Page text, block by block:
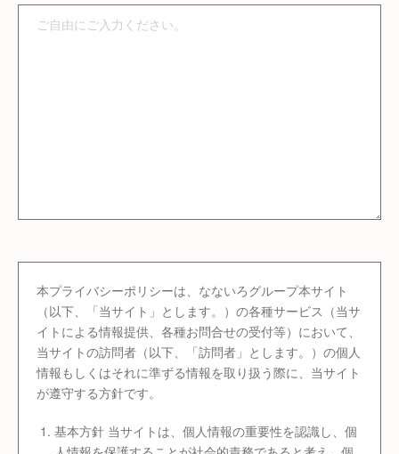
本プライバシーポリシーは、なないろグループ本サイト
（以下、「当サイト」とします。）の各種サービス（当サ
イトによる情報提供、各種お問合せの受付等）において、
当サイトの訪問者（以下、「訪問者」とします。）の個人
情報もしくはそれに準ずる情報を取り扱う際に、当サイト
が遵守する方針です。
基本方針 当サイトは、個人情報の重要性を認識し、個